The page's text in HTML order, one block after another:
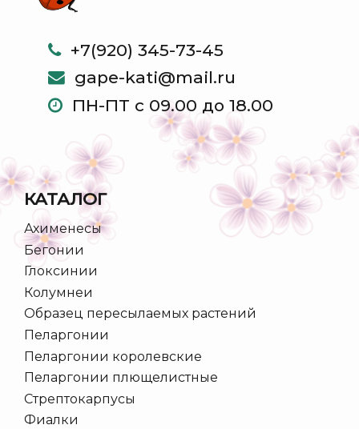
+7(920) 345-73-45
gape-kati@mail.ru
ПН-ПТ с 09.00 до 18.00
КАТАЛОГ
Ахименесы
Бегонии
Глоксинии
Колумнеи
Образец пересылаемых растений
Пеларгонии
Пеларгонии королевские
Пеларгонии плющелистные
Стрептокарпусы
Фиалки